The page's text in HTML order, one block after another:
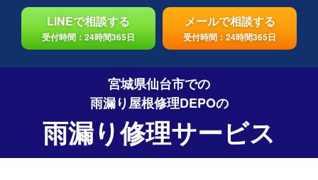
LINEで相談する
受付時間：24時間365日
メールで相談する
受付時間：24時間365日
宮城県仙台市での
雨漏り屋根修理DEPOの
雨漏り修理サービス